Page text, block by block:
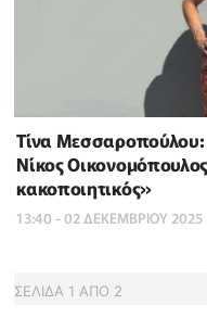
Τίνα Μεσσαροπούλου:
Νίκος
κακοποιητικός»
13:40 - 02 ΔΕΚΕΜΒΡΙΟΥ 2025
ΣΕΛΙΔΑ 1 ΑΠΟ 2